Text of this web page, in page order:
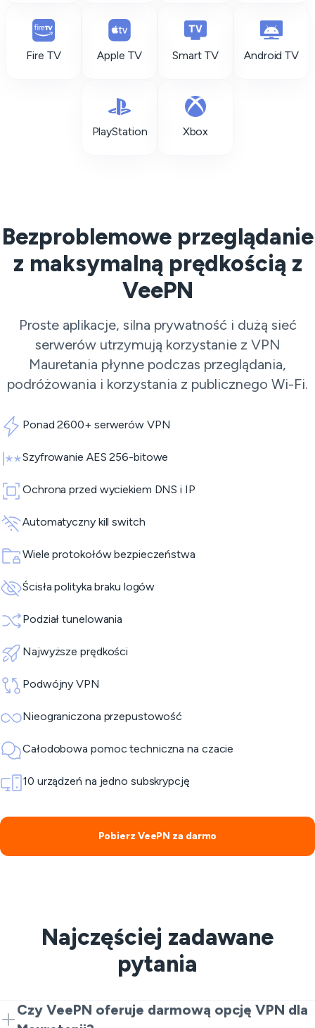
Fire TV Apple TV Smart TV Android TV
PlayStation Xbox
Bezproblemowe przeglądanie
z maksymalną prędkością z
VeePN
Proste aplikacje, silna prywatność i dużą sieć
serwerów utrzymują korzystanie z VPN
Mauretania płynne podczas przeglądania,
podróżowania i korzystania z publicznego Wi-Fi.
Ponad 2600+ serwerów VPN
Szyfrowanie AES 256-bitowe
Ochrona przed wyciekiem DNS i IP
Automatyczny kill switch
Wiele protokołów bezpieczeństwa
Ścisła polityka braku logów
Podział tunelowania
Najwyższe prędkości
Podwójny VPN
Nieograniczona przepustowość
Całodobowa pomoc techniczna na czacie
10 urządzeń na jedno subskrypcję
Pobierz VeePN za darmo
Najczęściej zadawane
pytania
Czy VeePN oferuje darmową opcję VPN dla